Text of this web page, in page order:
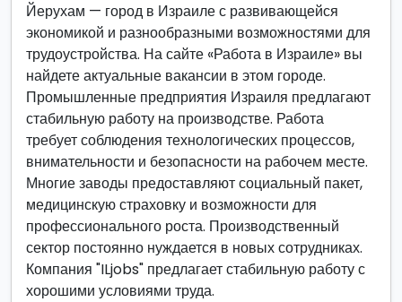
Йерухам — город в Израиле с развивающейся
экономикой и разнообразными возможностями для
трудоустройства. На сайте «Работа в Израиле» вы
найдете актуальные вакансии в этом городе.
Промышленные предприятия Израиля предлагают
стабильную работу на производстве. Работа
требует соблюдения технологических процессов,
внимательности и безопасности на рабочем месте.
Многие заводы предоставляют социальный пакет,
медицинскую страховку и возможности для
профессионального роста. Производственный
сектор постоянно нуждается в новых сотрудниках.
Компания "ILjobs" предлагает стабильную работу с
хорошими условиями труда.